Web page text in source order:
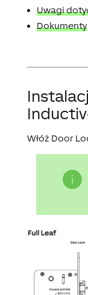
Uwagi
Dokumenty
Włóż Door